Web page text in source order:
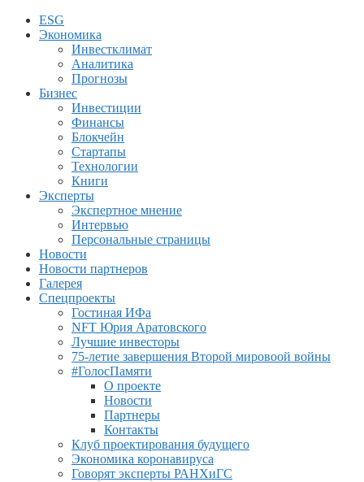
ESG
Экономика
Инвестклимат
Аналитика
Прогнозы
Бизнес
Инвестиции
Финансы
Блокчейн
Стартапы
Технологии
Книги
Эксперты
Экспертное мнение
Интервью
Персональные страницы
Новости
Новости партнеров
Галерея
Спецпроекты
Гостиная ИФа
NFT Юрия Аратовского
Лучшие инвесторы
75-летие завершения Второй мировоой войны
#ГолосПамяти
О проекте
Новости
Партнеры
Контакты
Клуб проектирования будущего
Экономика коронавируса
Говорят эксперты РАНХиГС